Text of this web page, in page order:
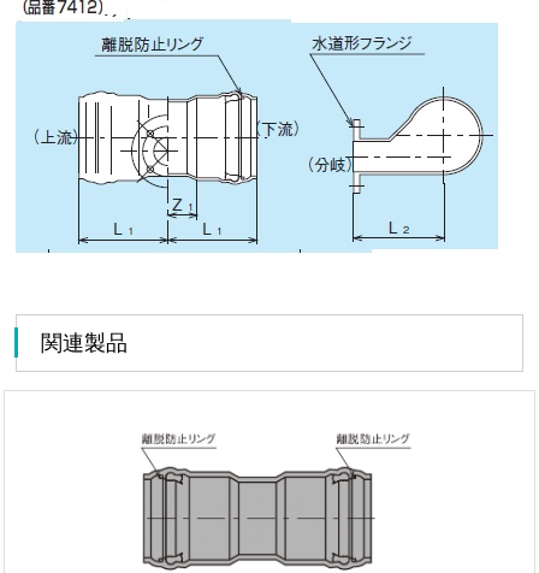
関連製品